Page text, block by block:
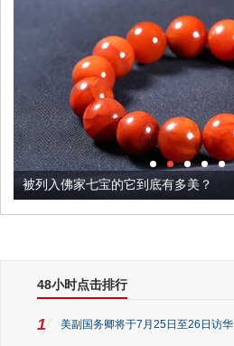
被列入佛家七宝的它到底有多美？
48小时点击排行
1 美副国务卿将于7月25日至26日访华